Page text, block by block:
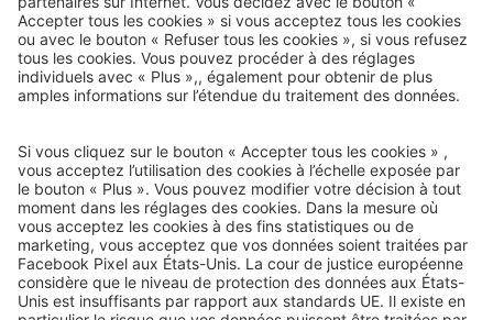
Courrier de voyage
e-mail-newsletter :
Nous serons heureux de vous envoyer nos meilleurs voyages
par e-mail à l’avenir !